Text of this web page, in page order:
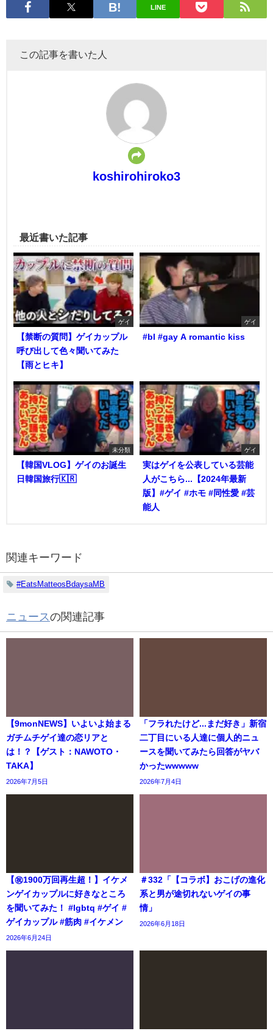
LINE
この記事を書いた人
koshirohiroko3
最近書いた記事
ゲイ
【禁断の質問】ゲイカップル
呼び出して色々聞いてみた
【雨とヒキ】
ゲイ
#bl #gay A romantic kiss
未分類
【韓国VLOG】ゲイのお誕生
日韓国旅行🇰🇷
ゲイ
実はゲイを公表している芸能
人がこちら...【2024年最新
版】#ゲイ #ホモ #同性愛 #芸
能人
関連キーワード
#EatsMatteosBdaysaMB
ニュースの関連記事
【9monNEWS】いよいよ始まる
ガチムチゲイ達の恋リアと
は！？【ゲスト：NAWOTO・
TAKA】
2026年7月5日
「フラれたけど...まだ好き」新宿
二丁目にいる人達に個人的ニュ
ースを聞いてみたら回答がヤバ
かったwwwww
2026年7月4日
【㊗️1900万回再生超！】イケメ
ンゲイカップルに好きなところ
を聞いてみた！ #lgbtq #ゲイ #
ゲイカップル #筋肉 #イケメン
2026年6月24日
＃332「【コラボ】おこげの進化
系と男が途切れないゲイの事
情」
2026年6月18日